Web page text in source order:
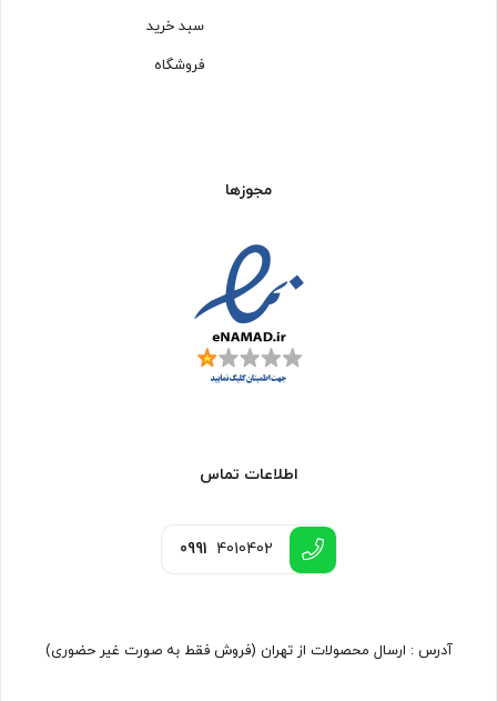
سبد خرید
فروشگاه
مجوزها
اطلاعات تماس
0991 4010402
آدرس : ارسال محصولات از تهران (فروش فقط به صورت غیر حضوری)